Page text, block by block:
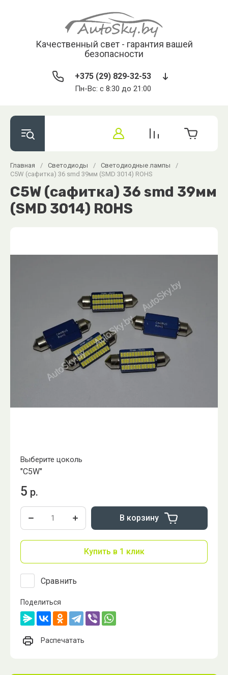
Качественный свет - гарантия вашей
безопасности
+375 (29) 829-32-53
Пн-Вс: с 8:30 до 21:00
Главная / Светодиоды / Cветодиодные лампы
/
C5W (сафитка) 36 smd 39мм (SMD 3014) ROHS
C5W (сафитка) 36 smd 39мм
(SMD 3014) ROHS
Выберите цоколь
"C5W"
5 р.
В корзину
Купить в 1 клик
Сравнить
Поделиться
Распечатать